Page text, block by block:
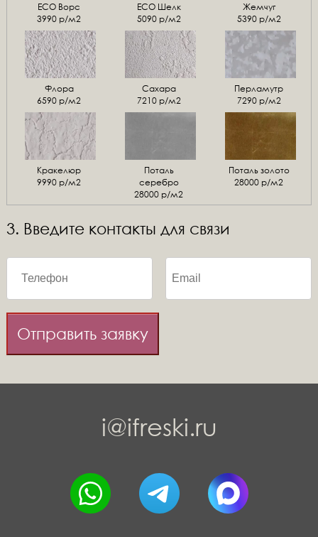
ЕСО Ворс
3990 р/м2
ЕСО Шелк
5090 р/м2
Жемчуг
5390 р/м2
Флора
6590 р/м2
Сахара
7210 р/м2
Перламутр
7290 р/м2
Кракелюр
9990 р/м2
Поталь
серебро
28000 р/м2
Поталь золото
28000 р/м2
3. Введите контакты для связи
Отправить заявку
i@ifreski.ru